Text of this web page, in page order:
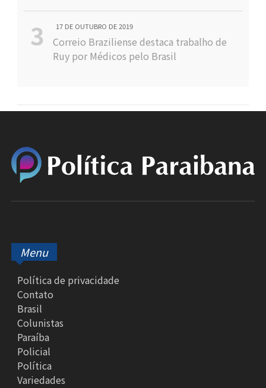
17 DE OUTUBRO DE 2019
Correio Braziliense destaca trabalho de
Ruy por Médicos pelo Brasil
Menu
Política de privacidade
Contato
Brasil
Colunistas
Paraíba
Policial
Política
Variedades